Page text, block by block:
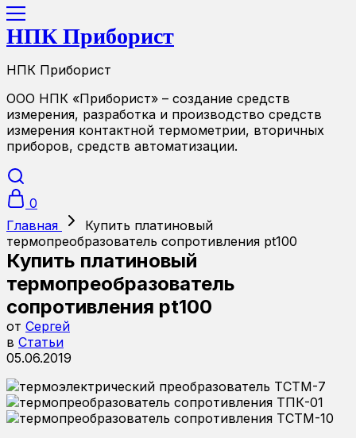
НПК Приборист
НПК Приборист
ООО НПК «Приборист» – создание средств
измерения, разработка и производство средств
измерения контактной термометрии, вторичных
приборов, средств автоматизации.
0
Главная
Купить платиновый
термопреобразователь сопротивления pt100
Купить платиновый
термопреобразователь
сопротивления pt100
от Сергей
в Статьи
05.06.2019